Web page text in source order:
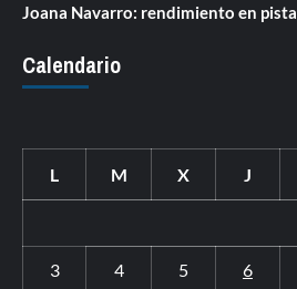
Joana Navarro: rendimiento en pista
Calendario
L M X J
3 4 5 6